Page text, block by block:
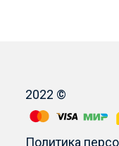
2022 ©
Политика